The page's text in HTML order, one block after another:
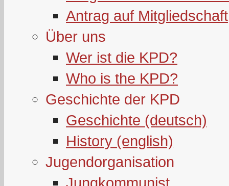
Antrag auf Mitgliedschaft
Über uns
Wer ist die KPD?
Who is the KPD?
Geschichte der KPD
Geschichte (deutsch)
History (english)
Jugendorganisation